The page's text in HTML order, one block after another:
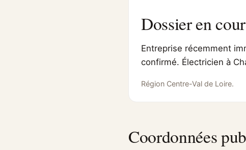
Dossier en
Entreprise récemment
confirmé. Électricien à
Région Centre-Val de Loire.
Coordonnées